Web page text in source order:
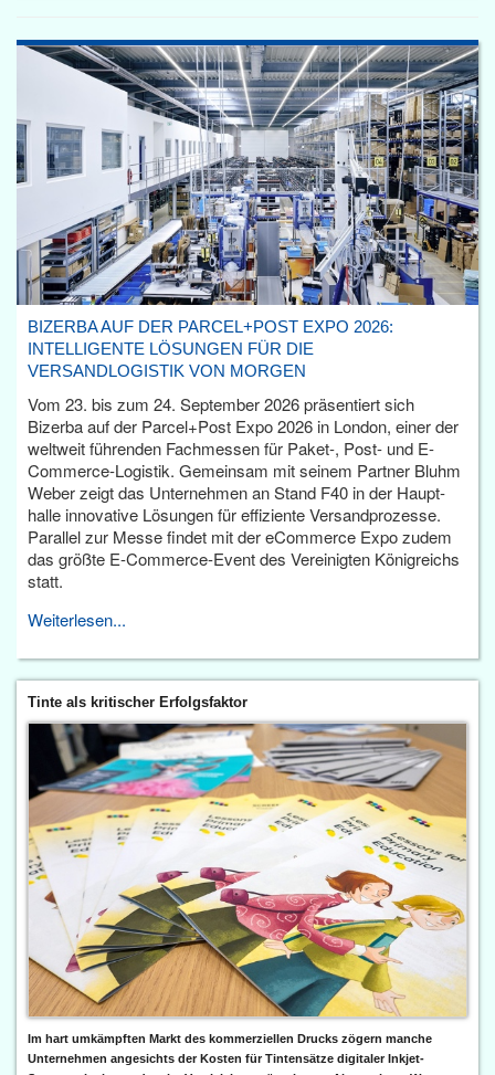
BIZERBA AUF DER PARCEL+POST EXPO 2026:
INTELLIGENTE LÖSUNGEN FÜR DIE
VERSANDLOGISTIK VON MORGEN
Vom 23. bis zum 24. September 2026 präsentiert sich
Bizerba auf der Parcel+Post Expo 2026 in London, einer der
weltweit führenden Fachmessen für Paket-, Post- und E-
Commerce-Logistik. Gemeinsam mit seinem Partner Bluhm
Weber zeigt das Unternehmen an Stand F40 in der Haupt­
halle innovative Lösungen für effiziente Versandprozesse.
Parallel zur Messe findet mit der eCommerce Expo zudem
das größte E-Commerce-Event des Vereinigten Königreichs
statt.
Weiterlesen...
Tinte als kritischer Erfolgsfaktor
Im hart umkämpften Markt des kommerziellen Drucks zögern manche
Unternehmen angesichts der Kosten für Tintensätze digitaler Inkjet-